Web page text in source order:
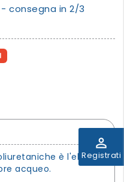
perm_identity
Registrati
consegna in 2/3
è l'elevata
acqueo.